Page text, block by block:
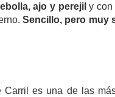
ajo y perejily con
Sencillo, pero muy
es una de las